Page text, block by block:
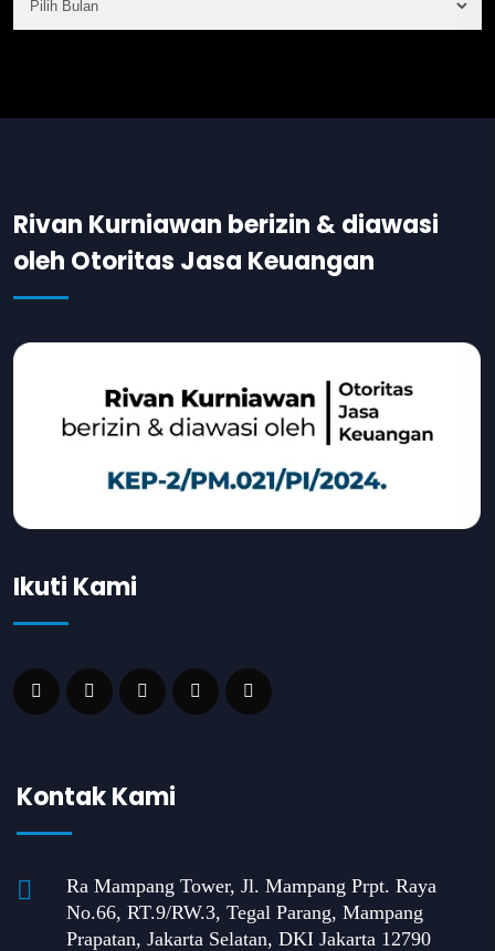
Rivan Kurniawan berizin & diawasi
oleh Otoritas Jasa Keuangan
Ikuti Kami
Kontak Kami
Ra Mampang Tower, Jl. Mampang Prpt. Raya
No.66, RT.9/RW.3, Tegal Parang, Mampang
Prapatan, Jakarta Selatan, DKI Jakarta 12790